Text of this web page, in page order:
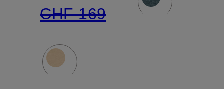
CHF 169